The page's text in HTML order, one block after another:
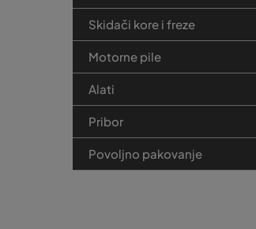
Skidači kore i freze
Motorne pile
Alati
Pribor
Povoljno pakovanje